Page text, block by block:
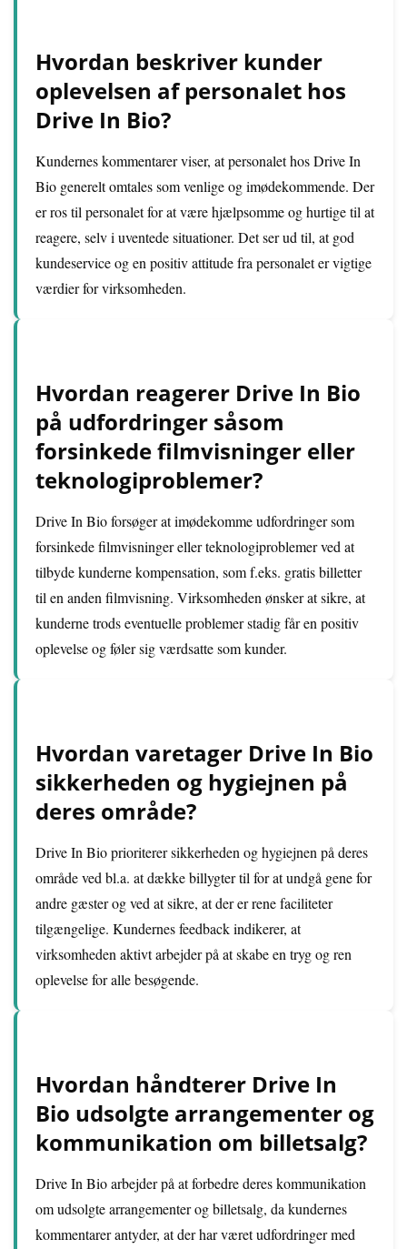
Hvordan beskriver kunder
oplevelsen af personalet hos
Drive In Bio?
Kundernes kommentarer viser, at personalet hos Drive In
Bio generelt omtales som venlige og imødekommende. Der
er ros til personalet for at være hjælpsomme og hurtige til at
reagere, selv i uventede situationer. Det ser ud til, at god
kundeservice og en positiv attitude fra personalet er vigtige
værdier for virksomheden.
Hvordan reagerer Drive In Bio
på udfordringer såsom
forsinkede filmvisninger eller
teknologiproblemer?
Drive In Bio forsøger at imødekomme udfordringer som
forsinkede filmvisninger eller teknologiproblemer ved at
tilbyde kunderne kompensation, som f.eks. gratis billetter
til en anden filmvisning. Virksomheden ønsker at sikre, at
kunderne trods eventuelle problemer stadig får en positiv
oplevelse og føler sig værdsatte som kunder.
Hvordan varetager Drive In Bio
sikkerheden og hygiejnen på
deres område?
Drive In Bio prioriterer sikkerheden og hygiejnen på deres
område ved bl.a. at dække billygter til for at undgå gene for
andre gæster og ved at sikre, at der er rene faciliteter
tilgængelige. Kundernes feedback indikerer, at
virksomheden aktivt arbejder på at skabe en tryg og ren
oplevelse for alle besøgende.
Hvordan håndterer Drive In
Bio udsolgte arrangementer og
kommunikation om billetsalg?
Drive In Bio arbejder på at forbedre deres kommunikation
om udsolgte arrangementer og billetsalg, da kundernes
kommentarer antyder, at der har været udfordringer med